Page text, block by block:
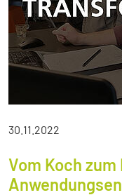
30.11.2022
Vom Koch